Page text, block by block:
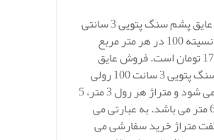
قیمت عایق پشم سنگ پتویی 3 سانتی
متر دانسیته 100 در هر متر مربع
175.000 تومان است. فروش عایق
پشم سنگ پتویی 3 سانت 100 رولی
انجام می شود و متراژ هر رول 3 متر، 5
متر و 6 متر می باشد. به عبارتی می
متراژ خرید سفارشی می